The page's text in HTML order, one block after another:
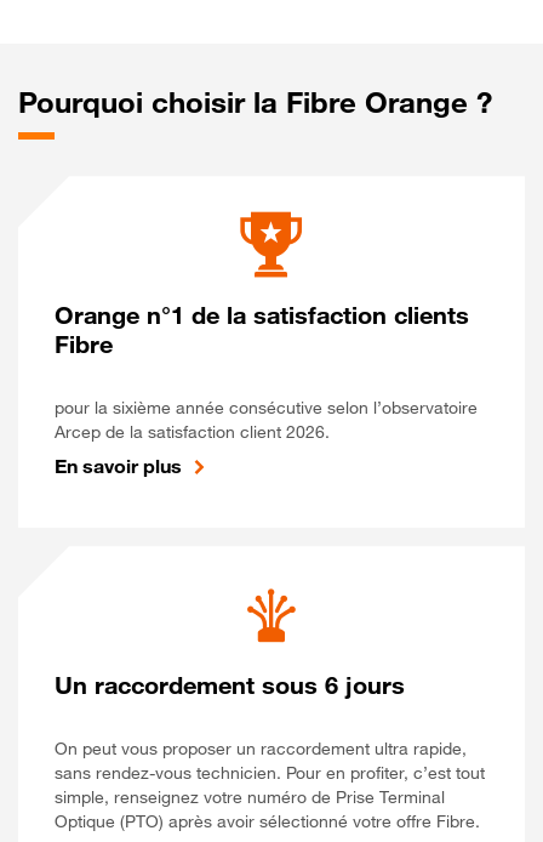
Pourquoi choisir la Fibre Orange ?
Orange n°1 de la satisfaction clients
Fibre
pour la sixième année consécutive selon l’observatoire
Arcep de la satisfaction client 2026.
En savoir plus
Un raccordement sous 6 jours
On peut vous proposer un raccordement ultra rapide,
sans rendez-vous technicien. Pour en profiter, c’est tout
simple, renseignez votre numéro de Prise Terminal
Optique (PTO) après avoir sélectionné votre offre Fibre.